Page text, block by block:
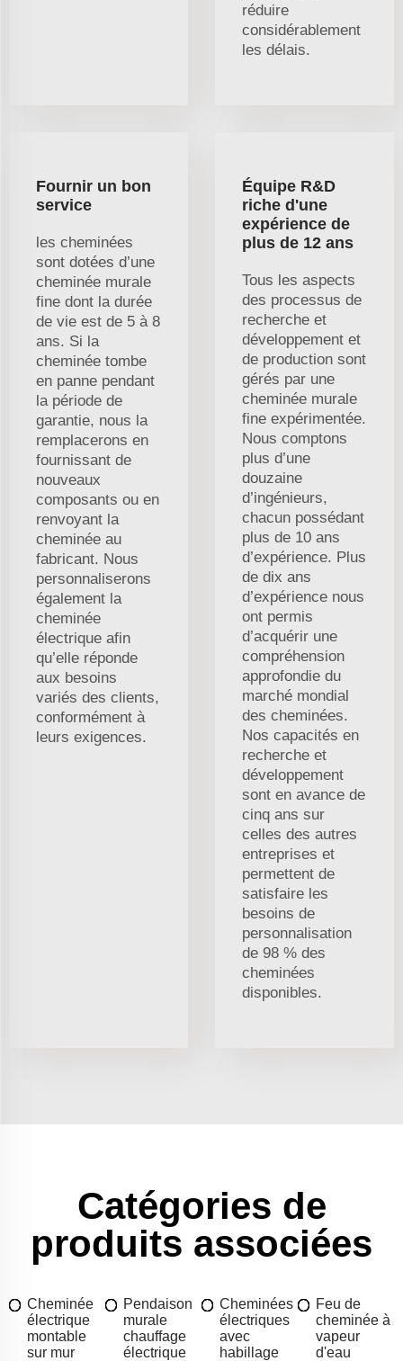
réduire
considérablement
les délais.
Fournir un bon
service
les cheminées
sont dotées d’une
cheminée murale
fine dont la durée
de vie est de 5 à 8
ans. Si la
cheminée tombe
en panne pendant
la période de
garantie, nous la
remplacerons en
fournissant de
nouveaux
composants ou en
renvoyant la
cheminée au
fabricant. Nous
personnaliserons
également la
cheminée
électrique afin
qu’elle réponde
aux besoins
variés des clients,
conformément à
leurs exigences.
Équipe R&D
riche d'une
expérience de
plus de 12 ans
Tous les aspects
des processus de
recherche et
développement et
de production sont
gérés par une
cheminée murale
fine expérimentée.
Nous comptons
plus d’une
douzaine
d’ingénieurs,
chacun possédant
plus de 10 ans
d’expérience. Plus
de dix ans
d’expérience nous
ont permis
d’acquérir une
compréhension
approfondie du
marché mondial
des cheminées.
Nos capacités en
recherche et
développement
sont en avance de
cinq ans sur
celles des autres
entreprises et
permettent de
satisfaire les
besoins de
personnalisation
de 98 % des
cheminées
disponibles.
Catégories de
produits associées
Cheminée
électrique
montable
sur mur
Pendaison
murale
chauffage
électrique
Cheminées
électriques
avec
habillage
Feu de
cheminée à
vapeur
d'eau